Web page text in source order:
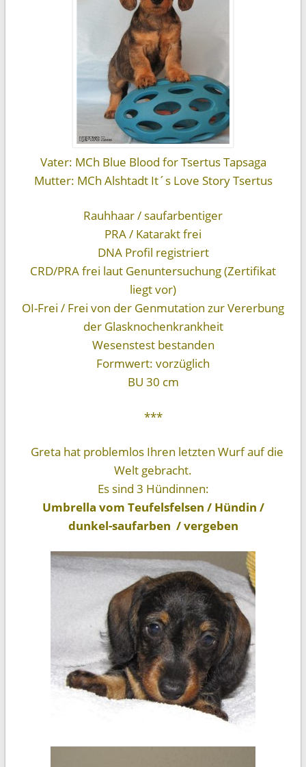
Vater: MCh Blue Blood for Tsertus Tapsaga
Mutter: MCh Alshtadt It´s Love Story Tsertus
Rauhhaar / saufarbentiger
PRA / Katarakt frei
DNA Profil registriert
CRD/PRA frei laut Genuntersuchung (Zertifikat
liegt vor)
OI-Frei / Frei von der Genmutation zur Vererbung
der Glasknochenkrankheit
Wesenstest bestanden
Formwert: vorzüglich
BU 30 cm
***
Greta hat problemlos Ihren letzten Wurf auf die
Welt gebracht.
Es sind 3 Hündinnen:
Umbrella vom Teufelsfelsen / Hündin /
dunkel-saufarben / vergeben